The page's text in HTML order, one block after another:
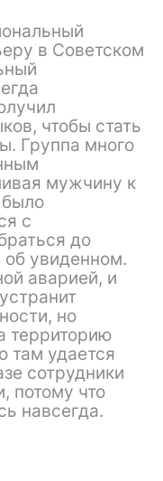
в Советском
чтобы стать
Группа много
мужчину к
с
до
увиденном.
аварией, и
но
территорию
там удается
сотрудники
потому что
навсегда.